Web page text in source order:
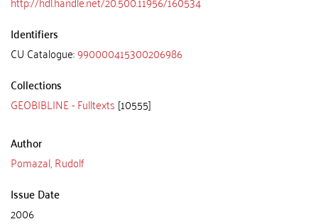
Identifiers
CU Catalogue:990000415300206986
Collections
GEOBIBLINE - Fulltexts [10555]
Author
Pomazal, Rudolf
Issue Date
2006